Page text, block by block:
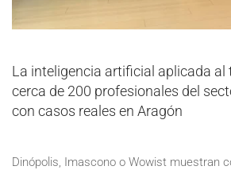
La inteligencia artificial aplicada al
cerca de 200 profesionales del
con casos reales en Aragón
Dinópolis, Imascono o Wowist muestran